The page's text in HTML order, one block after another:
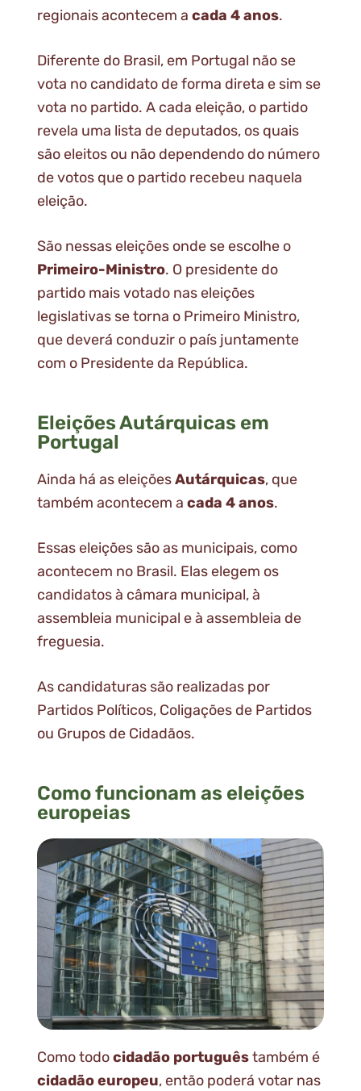
regionais acontecem a cada 4 anos.
Diferente do Brasil, em Portugal não se
vota no candidato de forma direta e sim se
vota no partido. A cada eleição, o partido
revela uma lista de deputados, os quais
são eleitos ou não dependendo do número
de votos que o partido recebeu naquela
eleição.
São nessas eleições onde se escolhe o
Primeiro-Ministro. O presidente do
partido mais votado nas eleições
legislativas se torna o Primeiro Ministro,
que deverá conduzir o país juntamente
com o Presidente da República.
Eleições Autárquicas em
Portugal
Ainda há as eleiçõesAutárquicas, que
também acontecem a cada 4 anos.
Essas eleições são as municipais, como
acontecem no Brasil. Elas elegem os
candidatos à câmara municipal, à
assembleia municipal e à assembleia de
freguesia.
As candidaturas são realizadas por
Partidos Políticos, Coligações de Partidos
ou Grupos de Cidadãos.
Como funcionam as eleições
europeias
Como todocidadão portuguêstambém é
cidadão europeu, então poderá votar nas